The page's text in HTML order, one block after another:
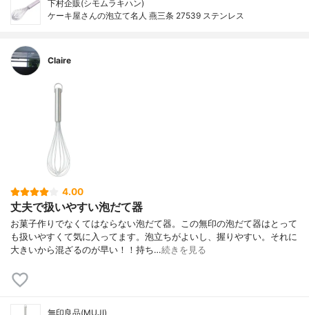
下村企販(シモムラキハン)
ケーキ屋さんの泡立て名人 燕三条 27539 ステンレス
Claire
4.00
丈夫で扱いやすい泡だて器
お菓子作りでなくてはならない泡だて器。この無印の泡だて器はとって
も扱いやすくて気に入ってます。泡立ちがよいし、握りやすい。それに
大きいから混ざるのが早い！！持ち…続きを見る
無印良品(MUJI)